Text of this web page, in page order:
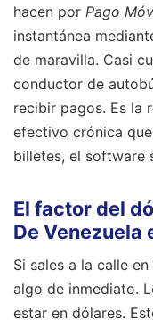
hacen por Pago
instantánea
de maravilla. Casi
conductor de
recibir pagos. Es la
efectivo crónica
billetes, el software
El factor del
De Venezuela
Si sales a la calle
algo de inmediato.
estar en dólares.